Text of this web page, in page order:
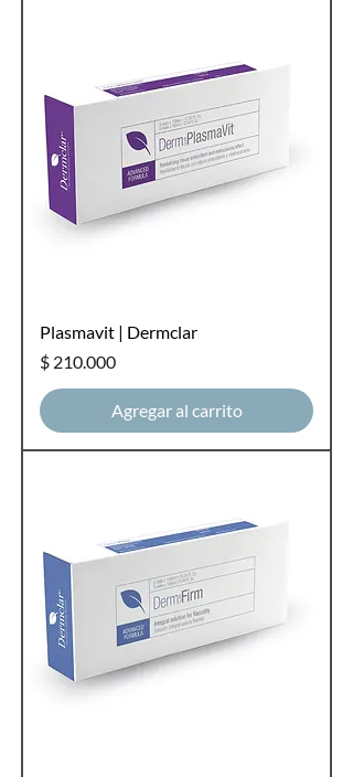
Plasmavit | Dermclar
Precio
$ 210.000
Agregar al carrito